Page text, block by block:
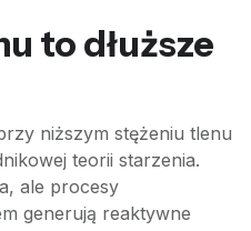
to dłuższe
niższym stężeniu tlenu
teorii starzenia.
ale procesy
generują reaktywne